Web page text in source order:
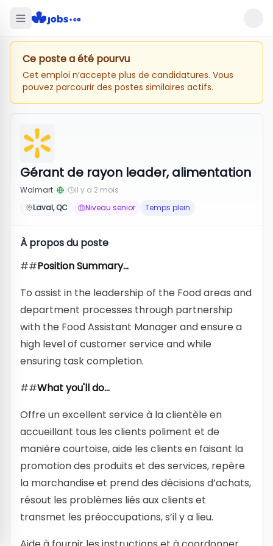
Ce poste a été pourvu
Cet emploi n’accepte plus de candidatures. Vous
pouvez parcourir des postes similaires actifs.
Gérant de rayon leader, alimentation
Walmart
il y a 2 mois
Laval, QC
Niveau senior Temps plein
À propos du poste
##Position Summary...
To assist in the leadership of the Food areas and
department processes through partnership
with the Food Assistant Manager and ensure a
high level of customer service and while
ensuring task completion.
##What you'll do...
Offre un excellent service à la clientèle en
accueillant tous les clients poliment et de
manière courtoise, aide les clients en faisant la
promotion des produits et des services, repère
la marchandise et prend des décisions d’achats,
résout les problèmes liés aux clients et
transmet les préoccupations, s’il y a lieu.